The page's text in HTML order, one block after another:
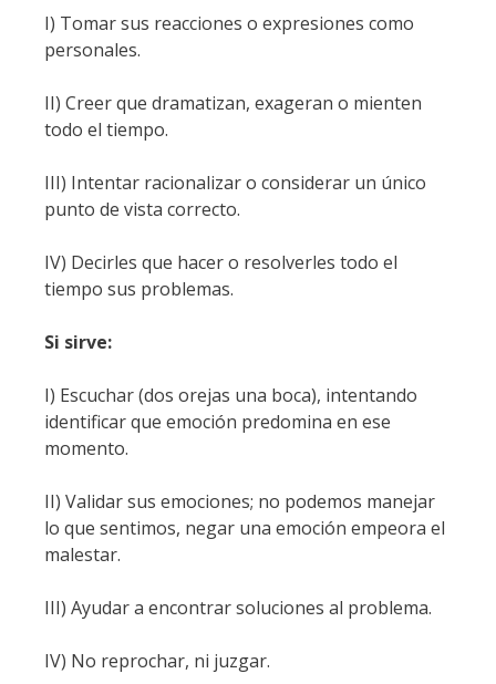
I) Tomar sus reacciones o expresiones como
personales.
II) Creer que dramatizan, exageran o mienten
todo el tiempo.
III) Intentar racionalizar o considerar un único
punto de vista correcto.
IV) Decirles que hacer o resolverles todo el
tiempo sus problemas.
Si sirve:
I) Escuchar (dos orejas una boca), intentando
identificar que emoción predomina en ese
momento.
II) Validar sus emociones; no podemos manejar
lo que sentimos, negar una emoción empeora el
malestar.
III) Ayudar a encontrar soluciones al problema.
IV) No reprochar, ni juzgar.